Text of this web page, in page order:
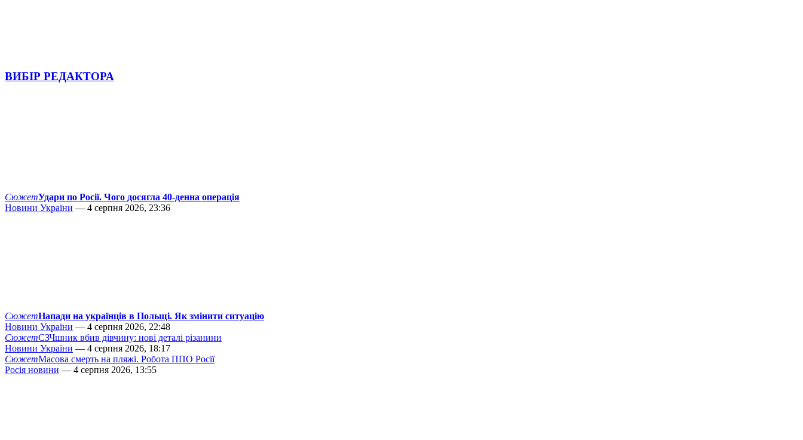
ВИБІР РЕДАКТОРА
СюжетУдари по Росії. Чого досягла 40-денна операція
Новини України — 4 серпня 2026, 23:36
СюжетНапади на українців в Польщі. Як змінити ситуацію
Новини України — 4 серпня 2026, 22:48
СюжетСЗЧшник вбив дівчину: нові деталі різанини
Новини України — 4 серпня 2026, 18:17
СюжетМасова смерть на пляжі. Робота ППО Росії
Росія новини — 4 серпня 2026, 13:55